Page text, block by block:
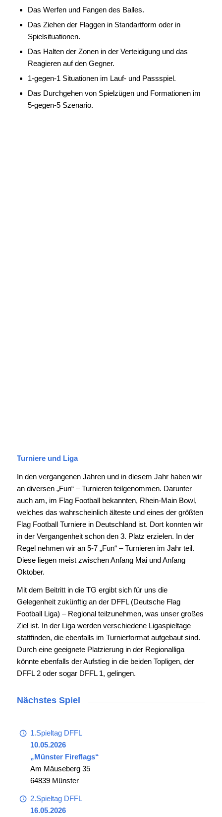
Das Werfen und Fangen des Balles.
Das Ziehen der Flaggen in Standartform oder in
Spielsituationen.
Das Halten der Zonen in der Verteidigung und das
Reagieren auf den Gegner.
1-gegen-1 Situationen im Lauf- und Passspiel.
Das Durchgehen von Spielzügen und Formationen im
5-gegen-5 Szenario.
Turniere und Liga
In den vergangenen Jahren und in diesem Jahr haben wir
an diversen „Fun“ – Turnieren teilgenommen. Darunter
auch am, im Flag Football bekannten, Rhein-Main Bowl,
welches das wahrscheinlich älteste und eines der größten
Flag Football Turniere in Deutschland ist. Dort konnten wir
in der Vergangenheit schon den 3. Platz erzielen. In der
Regel nehmen wir an 5-7 „Fun“ – Turnieren im Jahr teil.
Diese liegen meist zwischen Anfang Mai und Anfang
Oktober.
Mit dem Beitritt in die TG ergibt sich für uns die
Gelegenheit zukünftig an der DFFL (Deutsche Flag
Football Liga) – Regional teilzunehmen, was unser großes
Ziel ist. In der Liga werden verschiedene Ligaspieltage
stattfinden, die ebenfalls im Turnierformat aufgebaut sind.
Durch eine geeignete Platzierung in der Regionalliga
könnte ebenfalls der Aufstieg in die beiden Topligen, der
DFFL 2 oder sogar DFFL 1, gelingen.
Nächstes Spiel
1.Spieltag DFFL
10.05.2026
„Münster Fireflags“
Am Mäuseberg 35
64839 Münster
2.Spieltag DFFL
16.05.2026